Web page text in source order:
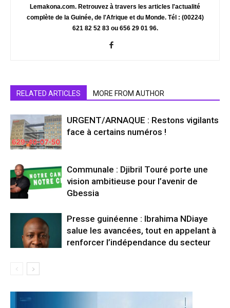
Lemakona.com. Retrouvez à travers les articles l'actualité
complète de la Guinée, de l'Afrique et du Monde. Tél : (00224)
621 82 52 83 ou 656 29 01 96.
RELATED ARTICLES MORE FROM AUTHOR
URGENT/ARNAQUE : Restons vigilants
face à certains numéros !
Communale : Djibril Touré porte une
vision ambitieuse pour l’avenir de
Gbessia
Presse guinéenne : Ibrahima NDiaye
salue les avancées, tout en appelant à
renforcer l’indépendance du secteur